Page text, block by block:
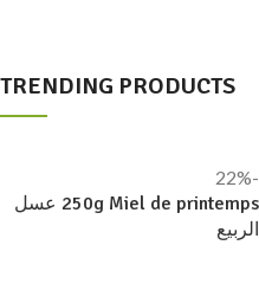
TRENDING PRODUCTS
-22%
250g Miel de printemps عسل
الربيع